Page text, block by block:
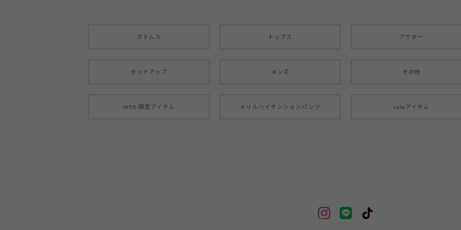
ボトムス トップス アウター
セットアップ メンズ その他
WEB 限定アイテム メリルハイテンションパンツ saleアイテム